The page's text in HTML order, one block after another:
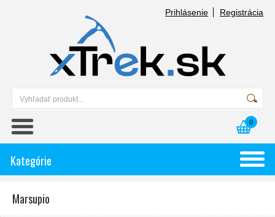
Prihlásenie Registrácia
0
Kategórie
Marsupio